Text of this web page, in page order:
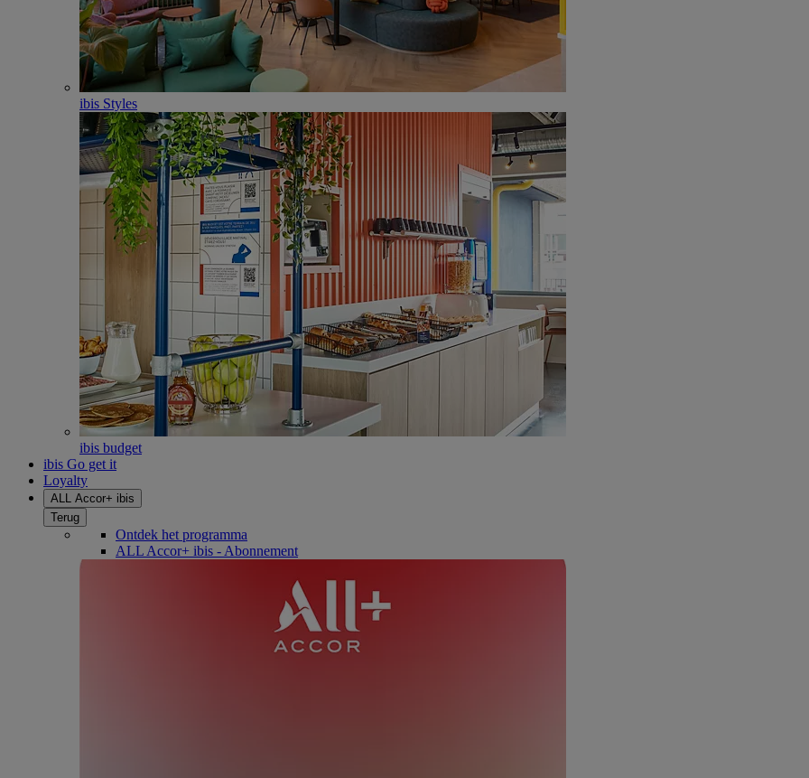
ibis Styles
ibis budget
ibis Go get it
Loyalty
ALL Accor+ ibis
Terug
Ontdek het programma
ALL Accor+ ibis - Abonnement